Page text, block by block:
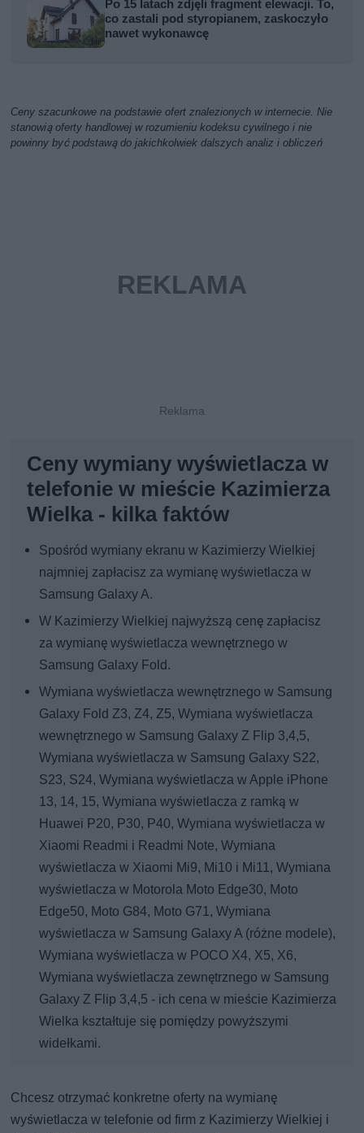
Po 15 latach zdjęli fragment elewacji. To,
co zastali pod styropianem, zaskoczyło
nawet wykonawcę
Ceny szacunkowe na podstawie ofert znalezionych w internecie. Nie
stanowią oferty handlowej w rozumieniu kodeksu cywilnego i nie
powinny być podstawą do jakichkolwiek dalszych analiz i obliczeń
Ceny wymiany wyświetlacza w
telefonie w mieście Kazimierza
Wielka - kilka faktów
Spośród wymiany ekranu w Kazimierzy Wielkiej
najmniej zapłacisz za wymianę wyświetlacza w
Samsung Galaxy A.
W Kazimierzy Wielkiej najwyższą cenę zapłacisz
za wymianę wyświetlacza wewnętrznego w
Samsung Galaxy Fold.
Wymiana wyświetlacza wewnętrznego w Samsung
Galaxy Fold Z3, Z4, Z5, Wymiana wyświetlacza
wewnętrznego w Samsung Galaxy Z Flip 3,4,5,
Wymiana wyświetlacza w Samsung Galaxy S22,
S23, S24, Wymiana wyświetlacza w Apple iPhone
13, 14, 15, Wymiana wyświetlacza z ramką w
Huawei P20, P30, P40, Wymiana wyświetlacza w
Xiaomi Readmi i Readmi Note, Wymiana
wyświetlacza w Xiaomi Mi9, Mi10 i Mi11, Wymiana
wyświetlacza w Motorola Moto Edge30, Moto
Edge50, Moto G84, Moto G71, Wymiana
wyświetlacza w Samsung Galaxy A (różne modele),
Wymiana wyświetlacza w POCO X4, X5, X6,
Wymiana wyświetlacza zewnętrznego w Samsung
Galaxy Z Flip 3,4,5 - ich cena w mieście Kazimierza
Wielka kształtuje się pomiędzy powyższymi
widełkami.
Chcesz otrzymać konkretne oferty na wymianę
wyświetlacza w telefonie od firm z Kazimierzy Wielkiej i